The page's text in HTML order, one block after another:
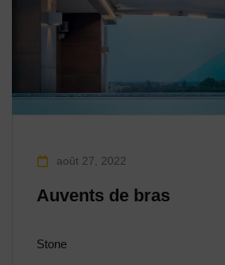
août 27, 2022
Auvents de bras
Stone